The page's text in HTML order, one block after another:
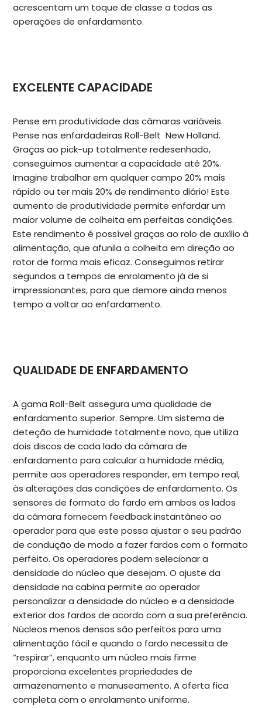
acrescentam um toque de classe a todas as
operações de enfardamento.
EXCELENTE CAPACIDADE
Pense em produtividade das câmaras variáveis.
Pense nas enfardadeiras Roll-Belt New Holland.
Graças ao pick-up totalmente redesenhado,
conseguimos aumentar a capacidade até 20%.
Imagine trabalhar em qualquer campo 20% mais
rápido ou ter mais 20% de rendimento diário! Este
aumento de produtividade permite enfardar um
maior volume de colheita em perfeitas condições.
Este rendimento é possível graças ao rolo de auxílio à
alimentação, que afunila a colheita em direção ao
rotor de forma mais eficaz. Conseguimos retirar
segundos a tempos de enrolamento já de si
impressionantes, para que demore ainda menos
tempo a voltar ao enfardamento.
QUALIDADE DE ENFARDAMENTO
A gama Roll-Belt assegura uma qualidade de
enfardamento superior. Sempre. Um sistema de
deteção de humidade totalmente novo, que utiliza
dois discos de cada lado da câmara de
enfardamento para calcular a humidade média,
permite aos operadores responder, em tempo real,
às alterações das condições de enfardamento. Os
sensores de formato do fardo em ambos os lados
da câmara fornecem feedback instantâneo ao
operador para que este possa ajustar o seu padrão
de condução de modo a fazer fardos com o formato
perfeito. Os operadores podem selecionar a
densidade do núcleo que desejam. O ajuste da
densidade na cabina permite ao operador
personalizar a densidade do núcleo e a densidade
exterior dos fardos de acordo com a sua preferência.
Núcleos menos densos são perfeitos para uma
alimentação fácil e quando o fardo necessita de
“respirar”, enquanto um núcleo mais firme
proporciona excelentes propriedades de
armazenamento e manuseamento. A oferta fica
completa com o enrolamento uniforme.